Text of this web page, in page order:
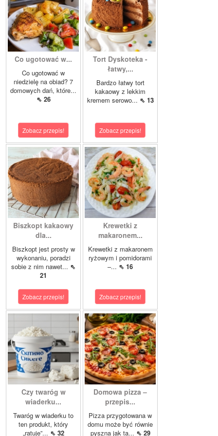
Co ugotować w...
Co ugotować w
niedzielę na obiad? 7
domowych dań, które...
⇖ 26
Zobacz przepis!
Tort Dyskoteka -
łatwy,...
Bardzo łatwy tort
kakaowy z lekkim
kremem serowo... ⇖ 13
Zobacz przepis!
Biszkopt kakaowy
dla...
Biszkopt jest prosty w
wykonaniu, poradzi
sobie z nim nawet... ⇖
21
Zobacz przepis!
Krewetki z
makaronem...
Krewetki z makaronem
ryżowym i pomidorami
–... ⇖ 16
Zobacz przepis!
Czy twaróg w
wiaderku...
Twaróg w wiaderku to
ten produkt, który
„ratuje”... ⇖ 32
Domowa pizza –
przepis...
Pizza przygotowana w
domu może być równie
pyszna jak ta... ⇖ 29